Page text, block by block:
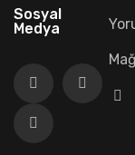
Sosyal
Medya